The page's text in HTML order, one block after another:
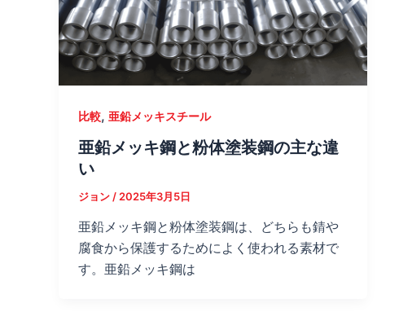
比較, 亜鉛メッキスチール
亜鉛メッキ鋼と粉体塗装鋼の主な違
い
ジョン / 2025年3月5日
亜鉛メッキ鋼と粉体塗装鋼は、どちらも錆や
腐食から保護するためによく使われる素材で
す。亜鉛メッキ鋼は